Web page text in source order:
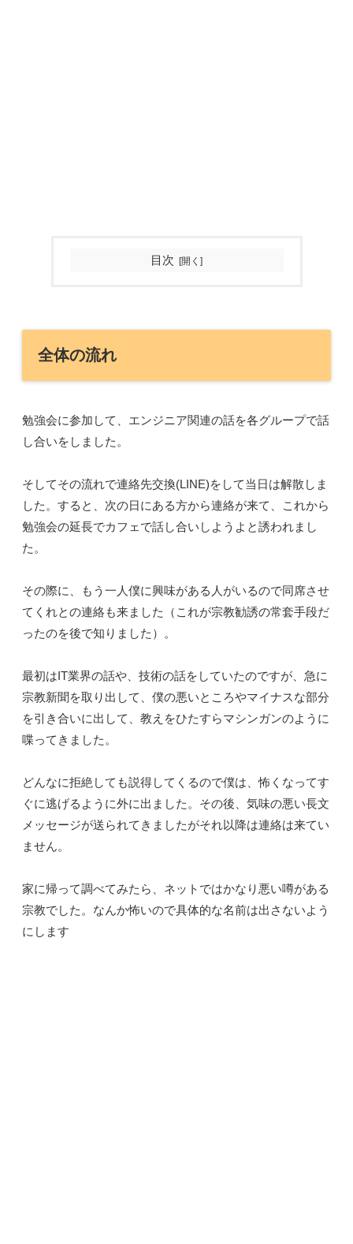
目次
全体の流れ
勉強会に参加して、エンジニア関連の話を各グループで話
し合いをしました。
そしてその流れで連絡先交換(LINE)をして当日は解散しま
した。すると、次の日にある方から連絡が来て、これから
勉強会の延長でカフェで話し合いしようよと誘われまし
た。
その際に、もう一人僕に興味がある人がいるので同席させ
てくれとの連絡も来ました（これが宗教勧誘の常套手段だ
ったのを後で知りました）。
最初はIT業界の話や、技術の話をしていたのですが、急に
宗教新聞を取り出して、僕の悪いところやマイナスな部分
を引き合いに出して、教えをひたすらマシンガンのように
喋ってきました。
どんなに拒絶しても説得してくるので僕は、怖くなってす
ぐに逃げるように外に出ました。その後、気味の悪い長文
メッセージが送られてきましたがそれ以降は連絡は来てい
ません。
家に帰って調べてみたら、ネットではかなり悪い噂がある
宗教でした。なんか怖いので具体的な名前は出さないよう
にします